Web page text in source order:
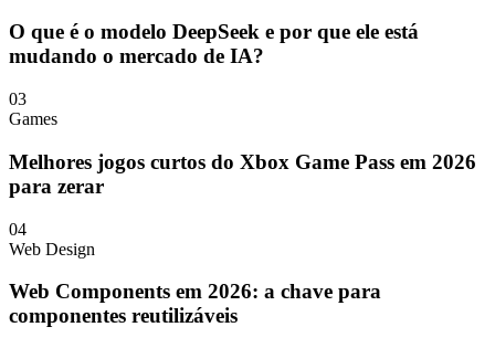
O que é o modelo DeepSeek e por que ele está
mudando o mercado de IA?
03
Games
Melhores jogos curtos do Xbox Game Pass em 2026
para zerar
04
Web Design
Web Components em 2026: a chave para
componentes reutilizáveis